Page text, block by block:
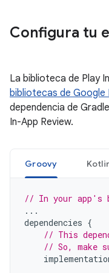
Configura tu
La biblioteca de Play
bibliotecas de Google
dependencia de
In-App Review.
Groovy
// In your app's
...
dependencies {
// This
// So, make